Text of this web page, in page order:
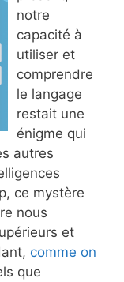
notre
capacité à
utiliser et
comprendre
le langage
restait une
énigme qui
autres
ce mystère
nous
et
comme on
que